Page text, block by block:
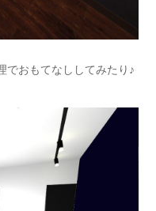
でおもてなししてみたり♪